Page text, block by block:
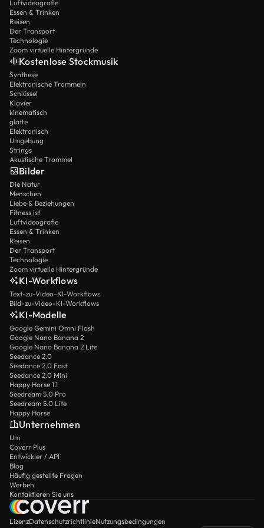
Luftvideografie
Essen & Trinken
Reisen
Der Transport
Technologie
Zoom virtuelle Hintergründe
Kostenlose Stockmusik
Synthese
Elektronische Trommeln
Schlüssel
Klavier
kinematisch
glatte
Elektronisch
Umgebung
Strings
Akustische Trommel
Bilder
Die Natur
Menschen
Liebe & Beziehungen
Fitness ist
Luftvideografie
Essen & Trinken
Reisen
Der Transport
Technologie
Zoom virtuelle Hintergründe
KI-Workflows
Text-zu-Video-KI-Workflows
Bild-zu-Video-KI-Workflows
KI-Modelle
Google Gemini Omni Flash
Google Nano Banana 2
Google Nano Banana 2 Lite
Seedance 2.0
Seedance 2.0 Fast
Seedance 2.0 Mini
Happy Horse 1.1
Seedream 5.0 Pro
Seedream 5.0 Lite
Happy Horse
Unternehmen
Um
Coverr Plus
Entwickler / API
Blog
Häufig gestellte Fragen
Werben
Kontaktieren Sie uns
LizenzDatenschutzrichtlinieNutzungsbedingungen